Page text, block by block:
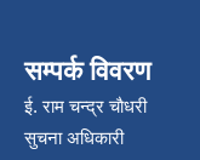
सम्पर्क विवरण
ई. राम चन्द्र चाैधरी
सुचना अधिकारी